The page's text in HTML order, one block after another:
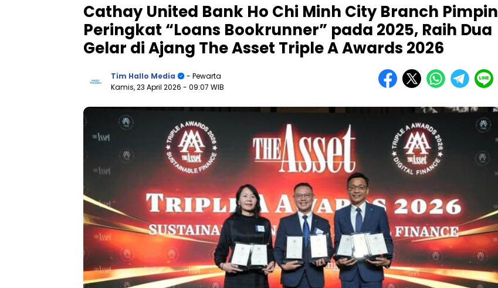
Cathay United Bank Ho Chi Minh City Branch Pimpin
Peringkat “Loans Bookrunner” pada 2025, Raih Dua
Gelar di Ajang The Asset Triple A Awards 2026
Tim Hallo Media
- Pewarta
Kamis, 23 April 2026 - 09:07 WIB